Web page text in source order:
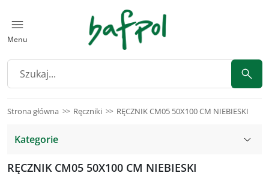
Menu
Strona główna Ręczniki RĘCZNIK CM05 50X100 CM NIEBIESKI
Kategorie
RĘCZNIK CM05 50X100 CM NIEBIESKI